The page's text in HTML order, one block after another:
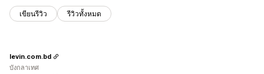
เขียนรีวิว รีวิวทั้งหมด
levin.com.bd
บังกลาเทศ